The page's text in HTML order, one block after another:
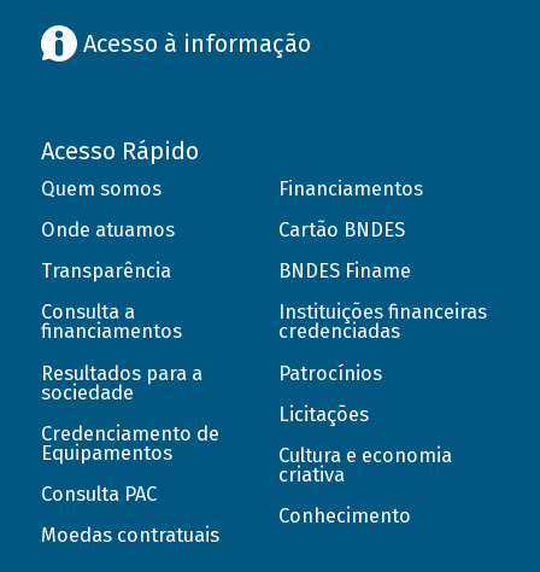
Acesso à informação
Acesso Rápido
Quem somos
Onde atuamos
Transparência
Consulta a
financiamentos
Resultados para a
sociedade
Credenciamento de
Equipamentos
Consulta PAC
Moedas contratuais
Financiamentos
Cartão BNDES
BNDES Finame
Instituições financeiras
credenciadas
Patrocínios
Licitações
Cultura e economia
criativa
Conhecimento